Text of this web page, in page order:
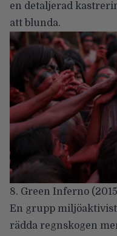
en detaljerad
att blunda.
8. Green Inferno
En grupp
rädda regnskogen